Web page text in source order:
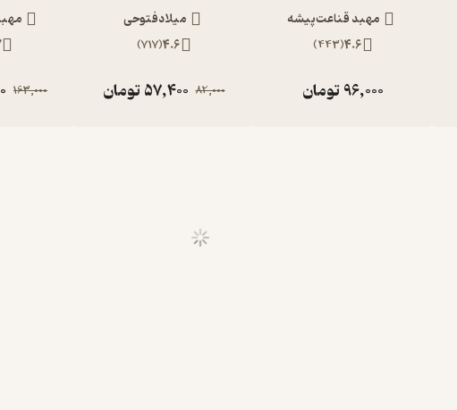
مهبد قناعت‌پیشه
4.6
(
443
)
96,000تومان
میلادفتوحی
4.6
(
717
)
82,000
57,400تومان 163,000